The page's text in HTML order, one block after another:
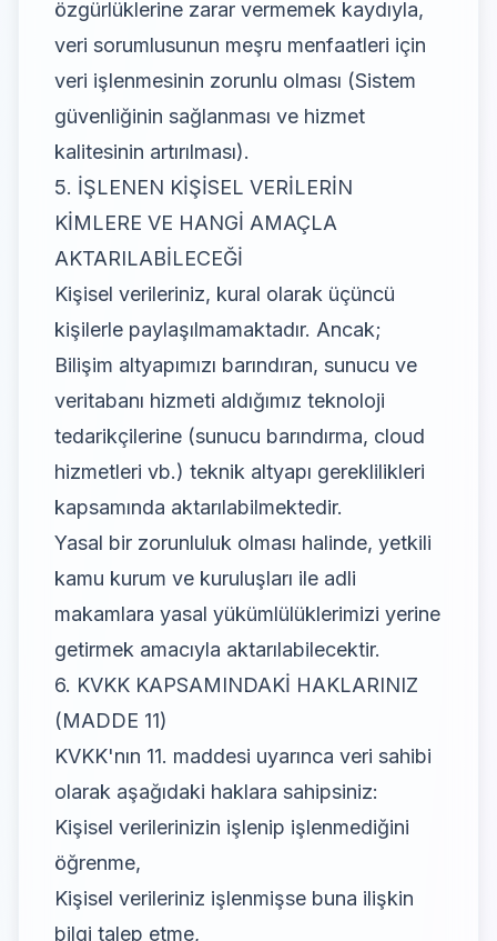
özgürlüklerine zarar vermemek kaydıyla,
veri sorumlusunun meşru menfaatleri için
veri işlenmesinin zorunlu olması (Sistem
güvenliğinin sağlanması ve hizmet
kalitesinin artırılması).
5. İŞLENEN KİŞİSEL VERİLERİN
KİMLERE VE HANGİ AMAÇLA
AKTARILABİLECEĞİ
Kişisel verileriniz, kural olarak üçüncü
kişilerle paylaşılmamaktadır. Ancak;
Bilişim altyapımızı barındıran, sunucu ve
veritabanı hizmeti aldığımız teknoloji
tedarikçilerine (sunucu barındırma, cloud
hizmetleri vb.) teknik altyapı gereklilikleri
kapsamında aktarılabilmektedir.
Yasal bir zorunluluk olması halinde, yetkili
kamu kurum ve kuruluşları ile adli
makamlara yasal yükümlülüklerimizi yerine
getirmek amacıyla aktarılabilecektir.
6. KVKK KAPSAMINDAKİ HAKLARINIZ
(MADDE 11)
KVKK'nın 11. maddesi uyarınca veri sahibi
olarak aşağıdaki haklara sahipsiniz:
Kişisel verilerinizin işlenip işlenmediğini
öğrenme,
Kişisel verileriniz işlenmişse buna ilişkin
bilgi talep etme,